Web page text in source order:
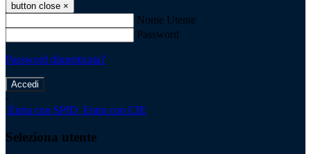
button close ×
Nome Utente
Password
Password dimenticata?
-
Entra con SPID Entra con CIE
Seleziona utente